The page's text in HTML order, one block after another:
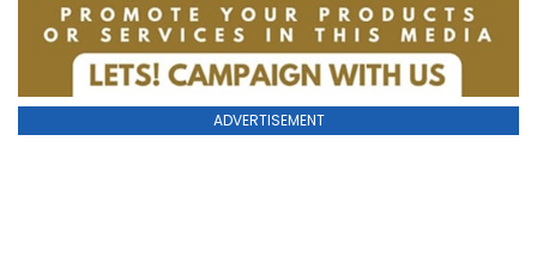
ADVERTISEMENT